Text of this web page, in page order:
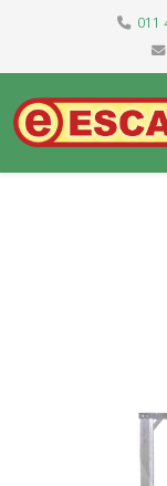
011